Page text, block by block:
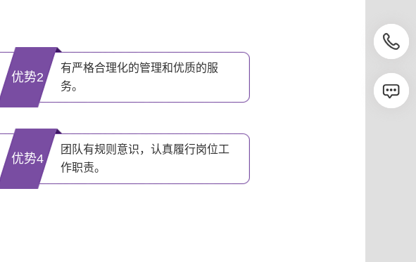
优势2
有严格合理化的管理和优质的服
务。
优势4
团队有规则意识，认真履行岗位工
作职责。